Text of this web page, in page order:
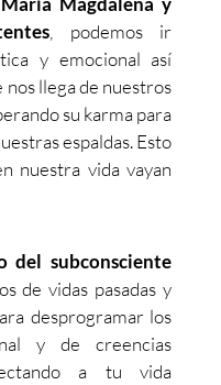
, podemos ir
y emocional así
nos llega de nuestros
su karma para
espaldas. Esto
nuestra vida vayan
del subconsciente
de vidas pasadas y
desprogramar los
y de creencias
a tu vida